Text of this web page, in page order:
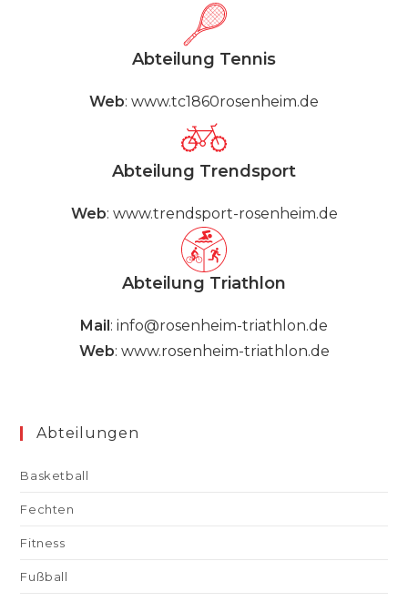
Abteilung Tennis
Web: www.tc1860rosenheim.de
Abteilung Trendsport
Web: www.trendsport-rosenheim.de
Abteilung Triathlon
Mail: info@rosenheim-triathlon.de
Web: www.rosenheim-triathlon.de
Abteilungen
Basketball
Fechten
Fitness
Fußball